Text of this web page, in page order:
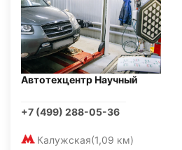
Автотехцентр Научный
+7 (499) 288-05-36
Калужская(1,09 км)